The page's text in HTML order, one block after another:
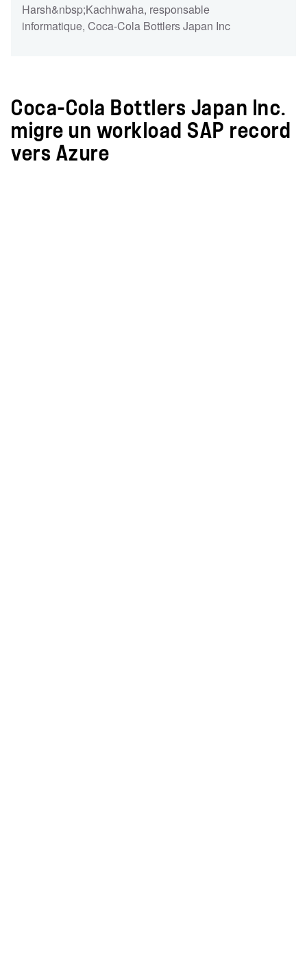
Harsh&nbsp;Kachhwaha, responsable
informatique, Coca-Cola Bottlers Japan Inc
Coca-Cola Bottlers Japan Inc.
migre un workload SAP record
vers Azure